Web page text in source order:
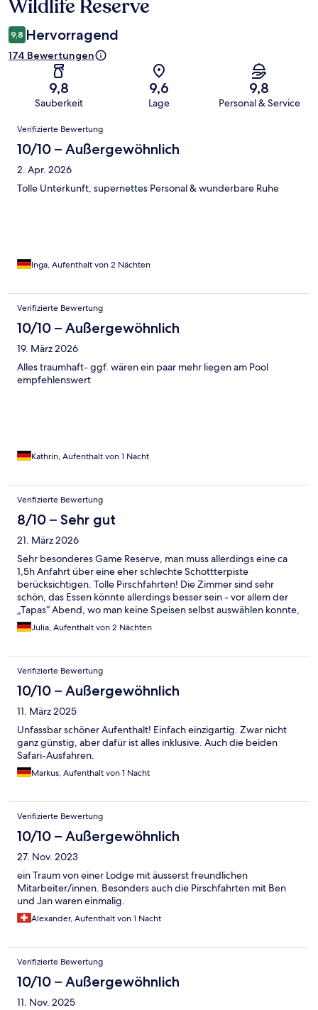
Wildlife Reserve
9,8 Hervorragend
174 Bewertungen
9,8
Sauberkeit
9,6
Lage
9,8
Personal & Service
Bewertungen
Verifizierte Bewertung
10/10 – Außergewöhnlich
2. Apr. 2026
Tolle Unterkunft, supernettes Personal & wunderbare Ruhe
Inga, Aufenthalt von 2 Nächten
Verifizierte Bewertung
10/10 – Außergewöhnlich
19. März 2026
Alles traumhaft- ggf. wären ein paar mehr liegen am Pool
empfehlenswert
Kathrin, Aufenthalt von 1 Nacht
Verifizierte Bewertung
8/10 – Sehr gut
21. März 2026
Sehr besonderes Game Reserve, man muss allerdings eine ca
1,5h Anfahrt über eine eher schlechte Schottterpiste
berücksichtigen. Tolle Pirschfahrten! Die Zimmer sind sehr
schön, das Essen könnte allerdings besser sein - vor allem der
„Tapas“ Abend, wo man keine Speisen selbst auswählen konnte,
war leider enttäuschend.
Julia, Aufenthalt von 2 Nächten
Verifizierte Bewertung
10/10 – Außergewöhnlich
11. März 2025
Unfassbar schöner Aufenthalt! Einfach einzigartig. Zwar nicht
ganz günstig, aber dafür ist alles inklusive. Auch die beiden
Safari-Ausfahren.
Markus, Aufenthalt von 1 Nacht
Verifizierte Bewertung
10/10 – Außergewöhnlich
27. Nov. 2023
ein Traum von einer Lodge mit äusserst freundlichen
Mitarbeiter/innen. Besonders auch die Pirschfahrten mit Ben
und Jan waren einmalig.
Alexander, Aufenthalt von 1 Nacht
Verifizierte Bewertung
10/10 – Außergewöhnlich
11. Nov. 2025